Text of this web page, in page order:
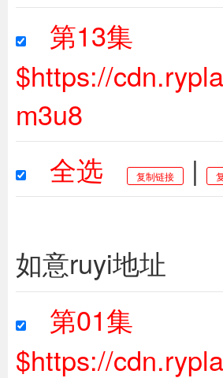
第13集
$https://
m3u8
全选
复制链接 |
如意ruyi地址
第01集
$https://